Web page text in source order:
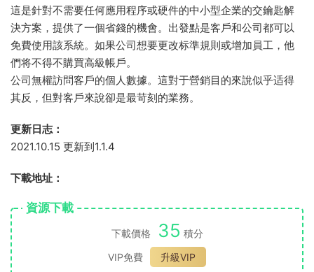
這是針對不需要任何應用程序或硬件的中小型企業的交鑰匙解
決方案，提供了一個省錢的機會。出發點是客戶和公司都可以
免費使用該系統。如果公司想要更改标準規則或增加員工，他
們将不得不購買高級帳戶。
公司無權訪問客戶的個人數據。這對于營銷目的來說似乎适得
其反，但對客戶來說卻是最苛刻的業務。
更新日志：
2021.10.15 更新到1.1.4
下載地址：
資源下載
下載價格 35 積分
VIP免費
升級VIP